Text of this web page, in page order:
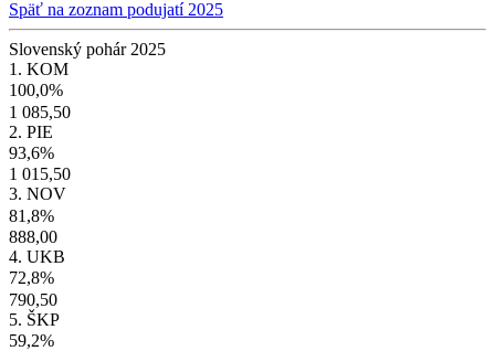
Späť na zoznam podujatí 2025
Slovenský pohár 2025
1. KOM
100,0%
1 085,50
2. PIE
93,6%
1 015,50
3. NOV
81,8%
888,00
4. UKB
72,8%
790,50
5. ŠKP
59,2%